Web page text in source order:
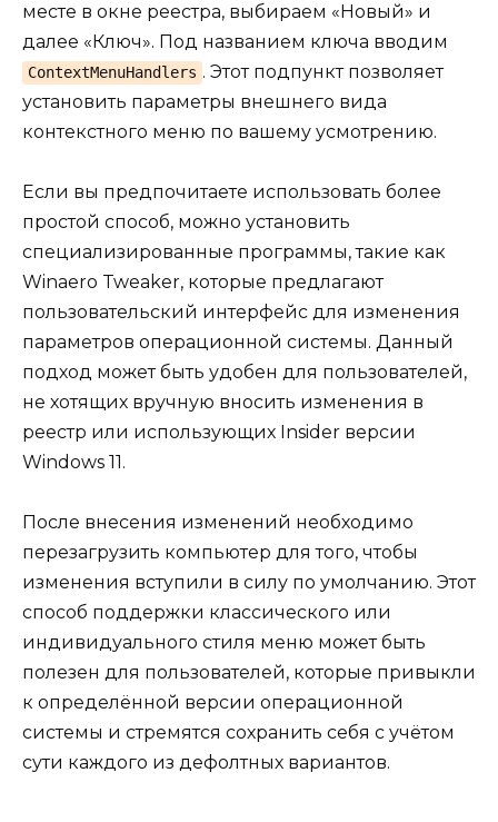
месте в окне реестра, выбираем «Новый» и
далее «Ключ». Под названием ключа вводим
ContextMenuHandlers . Этот подпункт позволяет
установить параметры внешнего вида
контекстного меню по вашему усмотрению.
Если вы предпочитаете использовать более
простой способ, можно установить
специализированные программы, такие как
Winaero Tweaker, которые предлагают
пользовательский интерфейс для изменения
параметров операционной системы. Данный
подход может быть удобен для пользователей,
не хотящих вручную вносить изменения в
реестр или использующих Insider версии
Windows 11.
После внесения изменений необходимо
перезагрузить компьютер для того, чтобы
изменения вступили в силу по умолчанию. Этот
способ поддержки классического или
индивидуального стиля меню может быть
полезен для пользователей, которые привыкли
к определённой версии операционной
системы и стремятся сохранить себя с учётом
сути каждого из дефолтных вариантов.